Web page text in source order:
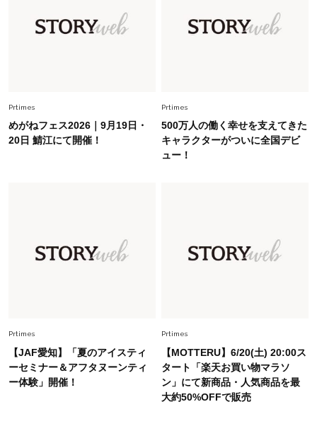
今、40代の「メガネ＆サングラス」のトレンド
に更新あり！“黒ぶち以外”が新定番に
旬着こなし3選。地味見え回避のコツは「バッグ
選び」！
スタイリストが本気で推す！40代がほどよく華
やぐ【甘め黒アイテム】3選
【最旬かごバッグ】6選
Prtimes
めがねフェス2026｜9月19日・
20日 鯖江にて開催！
Prtimes
500万人の働く幸せを支えてきた
キャラクターがついに全国デビ
ュー！
Prtimes
【JAF愛知】「夏のアイスティ
ーセミナー＆アフタヌーンティ
ー体験」開催！
Prtimes
【MOTTERU】6/20(土) 20:00ス
タート「楽天お買い物マラソ
ン」にて新商品・人気商品を最
大約50%OFFで販売